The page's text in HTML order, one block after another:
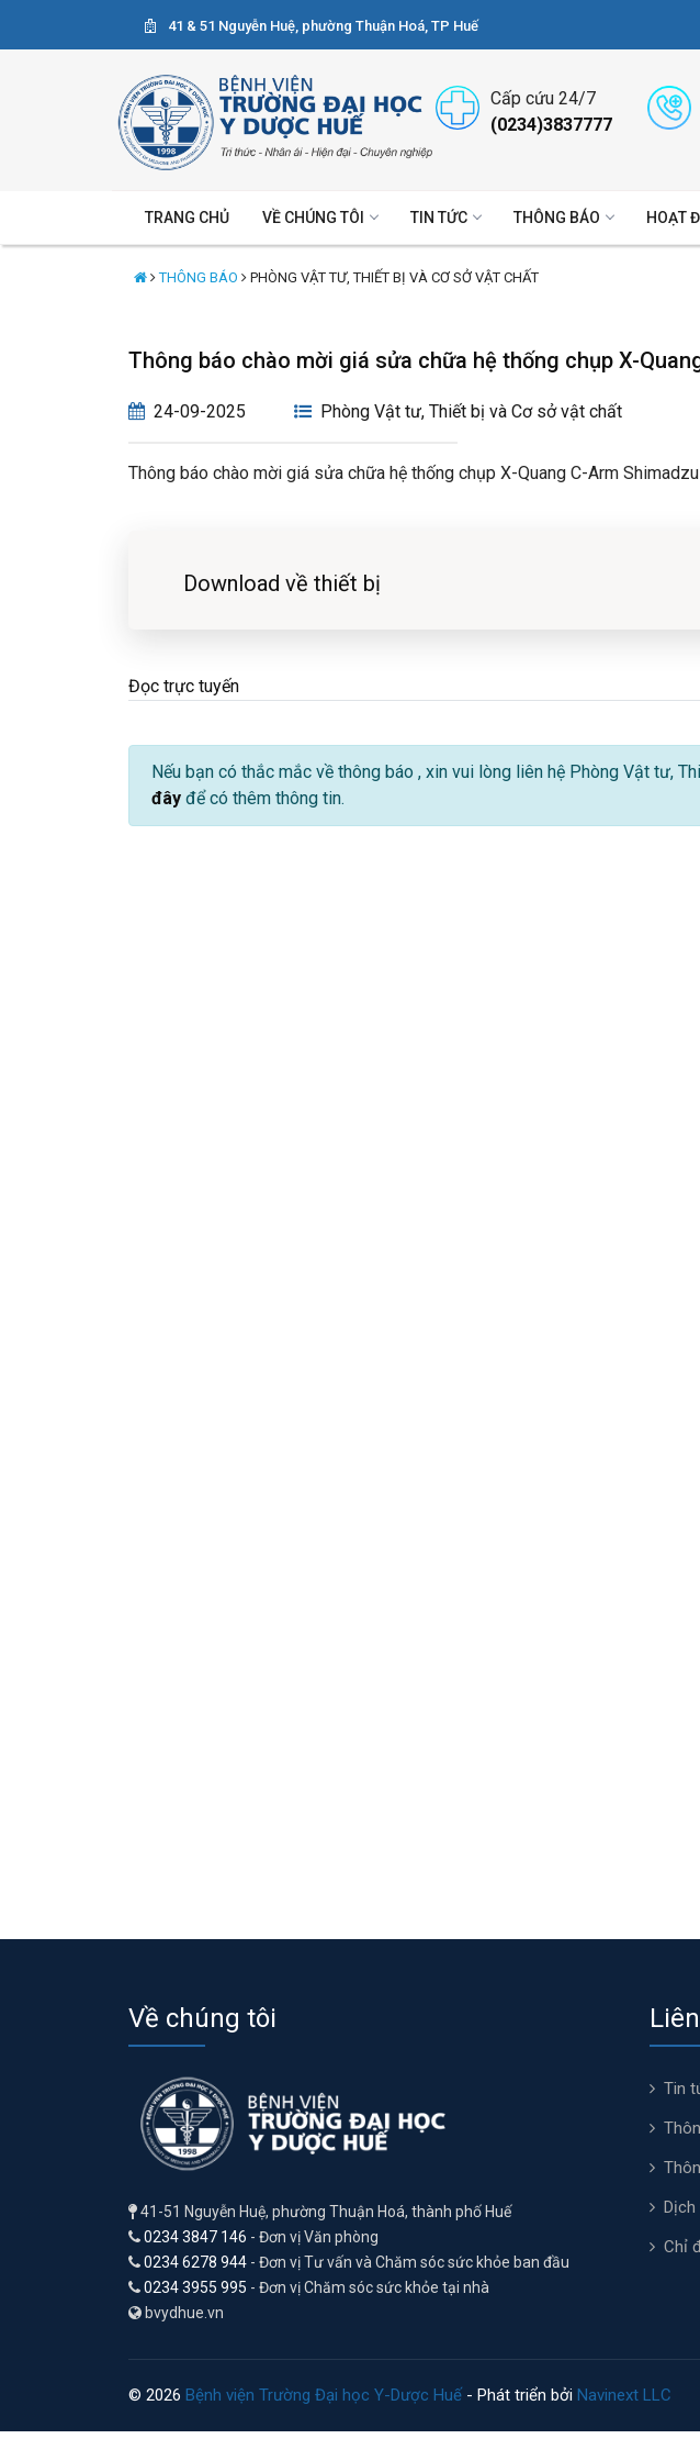
41 & 51 Nguyễn Huệ, phường Thuận Hoá, TP Huế
Cấp cứu 24/7
(0234)3837777
TRANG CHỦ VỀ CHÚNG TÔI TIN TỨC THÔNG BÁO HOẠT
THÔNG BÁO PHÒNG VẬT TƯ, THIẾT BỊ VÀ CƠ SỞ VẬT CHẤT
Thông báo chào mời giá sửa chữa hệ thống chụp X-
24-09-2025 Phòng Vật tư, Thiết bị và Cơ sở vật chất
Thông báo chào mời giá sửa chữa hệ thống chụp X-Quang C-Arm Shimadzu
Download về thiết bị
Đọc trực tuyến
Nếu bạn có thắc mắc về thông báo , xin vui lòng liên hệ Phòng Vật tư,
đây để có thêm thông tin.
Về chúng tôi
41-51 Nguyễn Huệ, phường Thuận Hoá, thành phố Huế
0234 3847 146 - Đơn vị Văn phòng
0234 6278 944 - Đơn vị Tư vấn và Chăm sóc sức khỏe ban đầu
0234 3955 995 - Đơn vị Chăm sóc sức khỏe tại nhà
bvydhue.vn
Tin
Dịch
Chỉ
© 2026 Bệnh viện Trường Đại học Y-Dược Huế - Phát triển bởi Navinext LLC